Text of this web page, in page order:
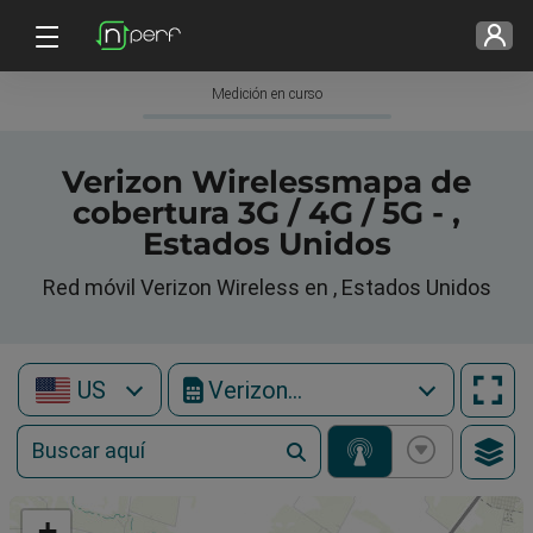
Medición en curso
Verizon Wirelessmapa de
cobertura 3G / 4G / 5G - ,
Estados Unidos
Red móvil Verizon Wireless en , Estados Unidos
US Verizon Wireless